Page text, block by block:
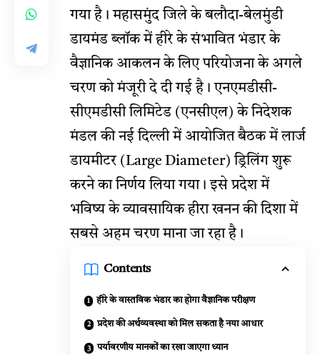
गया है। महासमुंद जिले के बलौदा-बेलमुंडी
डायमंड ब्लॉक में हीरे के संभावित भंडार के
वैज्ञानिक आकलन के लिए परियोजना के अगले
चरण को मंजूरी दे दी गई है। एनएमडीसी-
सीएमडीसी लिमिटेड (एनसीएल) के निदेशक
मंडल की नई दिल्ली में आयोजित बैठक में लार्ज
डायमीटर (Large Diameter) ड्रिलिंग शुरू
करने का निर्णय लिया गया। इसे प्रदेश में
भविष्य के व्यावसायिक हीरा खनन की दिशा में
सबसे अहम चरण माना जा रहा है।
Contents
हीरे के वास्तविक भंडार का होगा वैज्ञानिक परीक्षण
प्रदेश की अर्थव्यवस्था को मिल सकता है नया आधार
पर्यावरणीय मानकों का रखा जाएगा ध्यान